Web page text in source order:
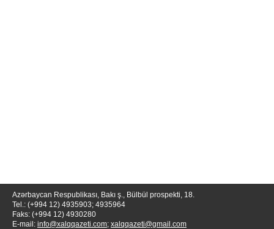
Azərbaycan Respublikası, Bakı ş., Bülbül prospekti, 18.
Tel.: (+994 12) 4935903; 4935964
Faks: (+994 12) 4930280
E-mail: info@xalqqazeti.com; xalqqazeti@gmail.com